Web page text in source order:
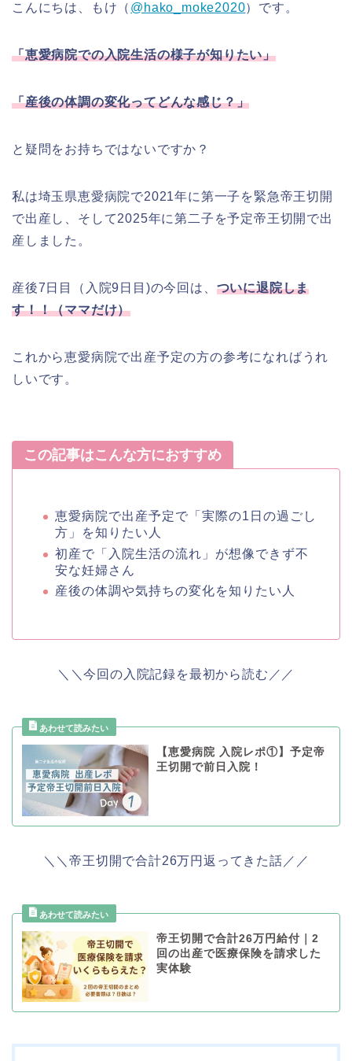
こんにちは、もけ（ @hako_moke2020）です。
「恵愛病院での入院生活の様子が知りたい」
「産後の体調の変化ってどんな感じ？」
と疑問をお持ちではないですか？
私は埼玉県恵愛病院で2021年に第一子を緊急帝王切開
で出産し、そして2025年に第二子を予定帝王切開で出
産しました。
産後7日目（入院9日目)の今回は、 ついに退院しま
す！！（ママだけ）
これから恵愛病院で出産予定の方の参考になればうれ
しいです。
この記事はこんな方におすすめ
恵愛病院で出産予定で「実際の1日の過ごし
方」を知りたい人
初産で「入院生活の流れ」が想像できず不
安な妊婦さん
産後の体調や気持ちの変化を知りたい人
＼＼今回の入院記録を最初から読む／／
【恵愛病院 入院レポ①】予定帝
王切開で前日入院！
＼＼帝王切開で合計26万円返ってきた話／／
帝王切開で合計26万円給付｜2
回の出産で医療保険を請求した
実体験